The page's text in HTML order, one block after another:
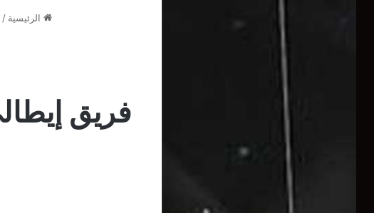
الرئيسية /